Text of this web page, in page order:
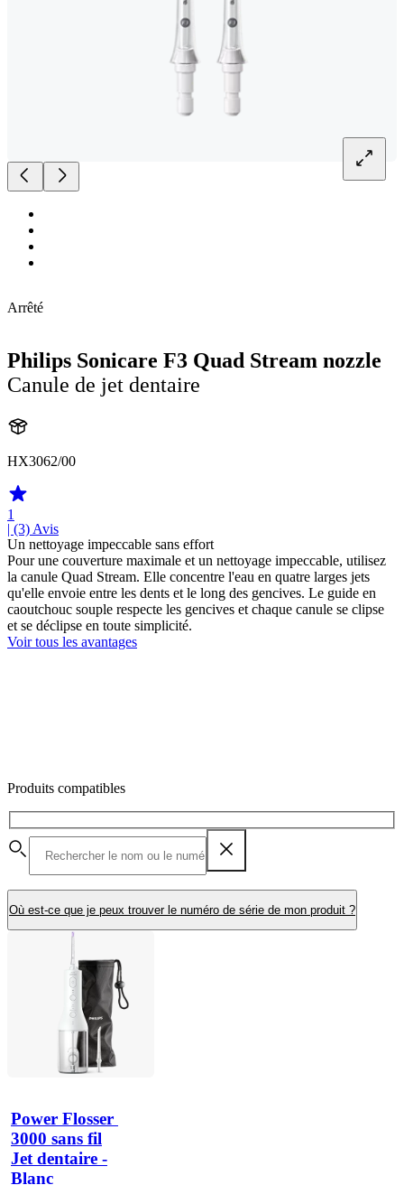
Arrêté
Philips Sonicare F3 Quad Stream nozzle
Canule de jet dentaire
HX3062/00
1
| (3) Avis
Un nettoyage impeccable sans effort
Pour une couverture maximale et un nettoyage impeccable, utilisez
la canule Quad Stream. Elle concentre l'eau en quatre larges jets
qu'elle envoie entre les dents et le long des gencives. Le guide en
caoutchouc souple respecte les gencives et chaque canule se clipse
et se déclipse en toute simplicité.
Voir tous les avantages
Produits compatibles
Où est-ce que je peux trouver le numéro de série de mon produit ?
Power Flosser
3000 sans fil
Jet dentaire -
Blanc